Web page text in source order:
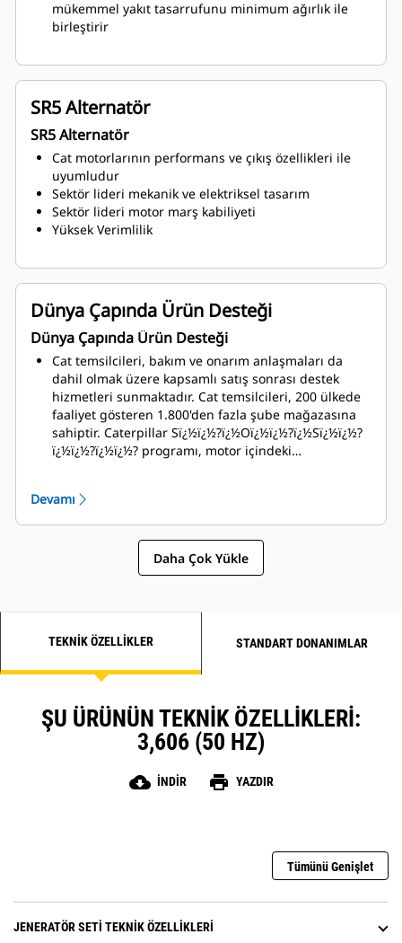
mükemmel yakıt tasarrufunu minimum ağırlık ile
birleştirir
SR5 Alternatör
SR5 Alternatör
Cat motorlarının performans ve çıkış özellikleri ile
uyumludur
Sektör lideri mekanik ve elektriksel tasarım
Sektör lideri motor marş kabiliyeti
Yüksek Verimlilik
Dünya Çapında Ürün Desteği
Dünya Çapında Ürün Desteği
Cat temsilcileri, bakım ve onarım anlaşmaları da
dahil olmak üzere kapsamlı satış sonrası destek
hizmetleri sunmaktadır. Cat temsilcileri, 200 ülkede
faaliyet gösteren 1.800'den fazla şube mağazasına
sahiptir. Caterpillar Sï¿½ï¿½?ï¿½Oï¿½ï¿½?ï¿½Sï¿½ï¿½?
ï¿½ï¿½?ï¿½ï¿½? programı, motor içindeki
düşük maliyetle tespit eder
Devamı
Daha Çok Yükle
TEKNIK ÖZELLIKLER STANDART DONANIMLAR
ŞU ÜRÜNÜN TEKNIK ÖZELLIKLERI:
3,606 (50 HZ)
cloud_download İNDIR print YAZDIR
Tümünü Genişlet
JENERATÖR SETI TEKNIK ÖZELLIKLERI